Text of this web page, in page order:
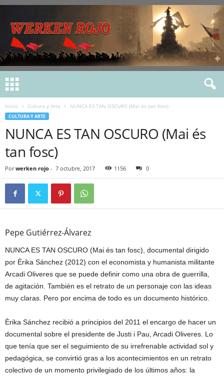
Inicio Cultura y Arte NUNCA ES TAN OSCURO (Mai és tan fosc)
CULTURA Y ARTE
NUNCA ES TAN OSCURO (Mai és
tan fosc)
Por werken rojo - 7 octubre, 2017 1156 0
Pepe Gutiérrez-Álvarez
NUNCA ES TAN OSCURO (Mai és tan fosc), documental dirigido
por Èrika Sánchez (2012) con el economista y humanista militante
Arcadi Oliveres que se puede definir como una obra de guerrilla,
de agitación. También es el retrato de un personaje con las ideas
muy claras. Pero por encima de todo es un documento histórico.
Èrika Sánchez recibió a principios del 2011 el encargo de hacer un
documental sobre el presidente de Justi i Pau, Arcadi Oliveres. Lo
que tenía que ser el seguimiento de su irrefrenable actividad sol y
pedagógica, se convirtió gras a los acontecimientos en un retrato
colectivo de un momento privilegiado de los últimos años: la